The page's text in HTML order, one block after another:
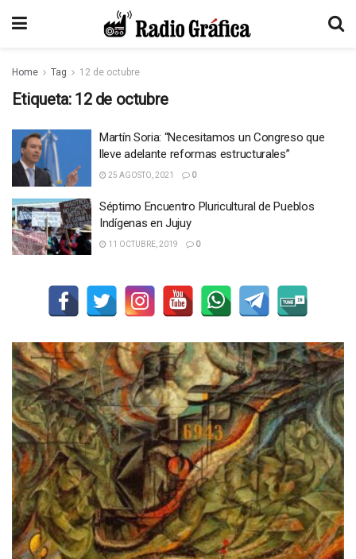
Home Tag 12 de octubre
Etiqueta: 12 de octubre
Martín Soria: “Necesitamos un Congreso que
lleve adelante reformas estructurales”
25 AGOSTO, 2021 0
Séptimo Encuentro Pluricultural de Pueblos
Indígenas en Jujuy
11 OCTUBRE, 2019 0